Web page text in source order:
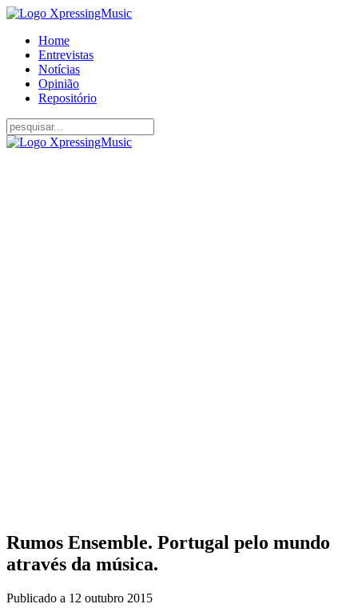
Home
Entrevistas
Notícias
Opinião
Repositório
Rumos Ensemble. Portugal pelo mundo
através da música.
Publicado a 12 outubro 2015